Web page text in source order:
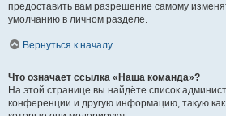
предоставить вам разрешение самому
умолчанию в личном разделе.
Вернуться к началу
Что означает ссылка «Наша команда»?
На этой странице вы найдёте список
конференции и другую информацию, такую